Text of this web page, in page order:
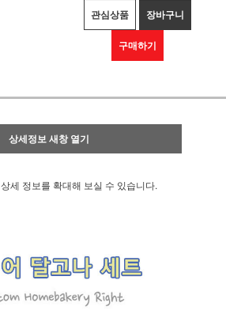
관심상품 장바구니
구매하기
상세정보 새창 열기
상세 정보를 확대해 보실 수 있습니다.